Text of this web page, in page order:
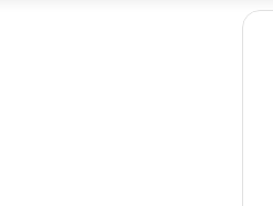
Déjeuner